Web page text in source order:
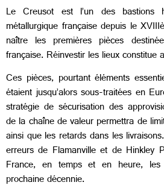
Le Creusot est l’un des bastions
métallurgique française depuis le
naître les premières pièces
française. Réinvestir les lieux constitue
Ces pièces, pourtant éléments
étaient jusqu’alors sous-traitées en
stratégie de sécurisation des
de la chaîne de valeur permettra de
ainsi que les retards dans les
erreurs de Flamanville et de Hinkley
France, en temps et en heure,
prochaine décennie.